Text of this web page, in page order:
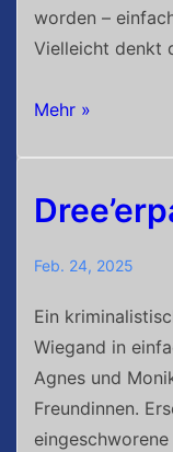
worden –
Vielleicht denkt
Zerstörung
Mehr »
Feb. 24, 2025
Ein
Wiegand in
Agnes und
Freundinnen.